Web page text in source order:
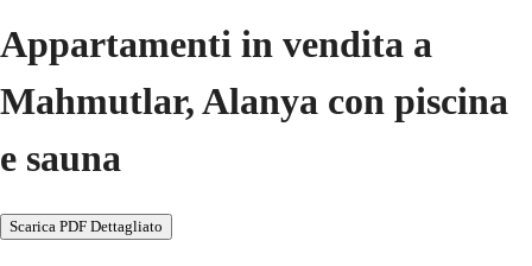
Appartamenti in vendita a
Mahmutlar, Alanya con piscina
e sauna
Scarica PDF Dettagliato